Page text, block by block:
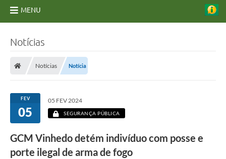
MENU
Licitações
Transparência
Concursos e Processos Seletivos
Notícias
Notícias Notícia
FEV
05
05 FEV 2024
SEGURANÇA PÚBLICA
GCM Vinhedo detém indivíduo com posse e
porte ilegal de arma de fogo
R
a
B